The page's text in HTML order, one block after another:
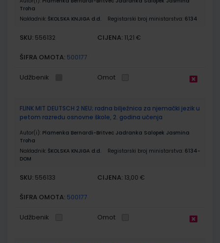
Troha
Nakladnik: ŠKOLSKA KNJIGA d.d. Registarski broj ministarstva: 6134
SKU: 556132 CIJENA: 11,21 €
ŠIFRA OMOTA: 500177
Udžbenik Omot
FLINK MIT DEUTSCH 2 NEU; radna bilježnica za njemački jezik u
petom razredu osnovne škole, 2. godina učenja
Autor(i): Plamenka Bernardi-Britvec Jadranka Salopek Jasmina
Troha
Nakladnik: ŠKOLSKA KNJIGA d.d. Registarski broj ministarstva: 6134-
DOM
SKU: 556133 CIJENA: 13,00 €
ŠIFRA OMOTA: 500177
Udžbenik Omot